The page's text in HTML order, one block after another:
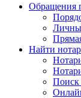
Обращения
Найти
Поиск